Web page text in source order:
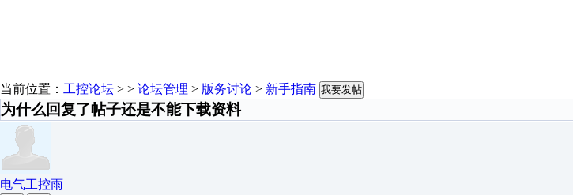
当前位置： 工控论坛 > > 论坛管理 > 版务讨论 > 新手指南 我要发帖
为什么回复了帖子还是不能下载资料
电气工控雨